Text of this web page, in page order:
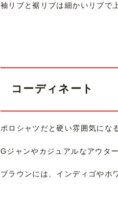
袖リブと裾リブは細かいリブで
コーディネート
ポロシャツだと硬い雰囲気にな
Gジャンやカジュアルなアウタ
ブラウンには、インディゴやホ